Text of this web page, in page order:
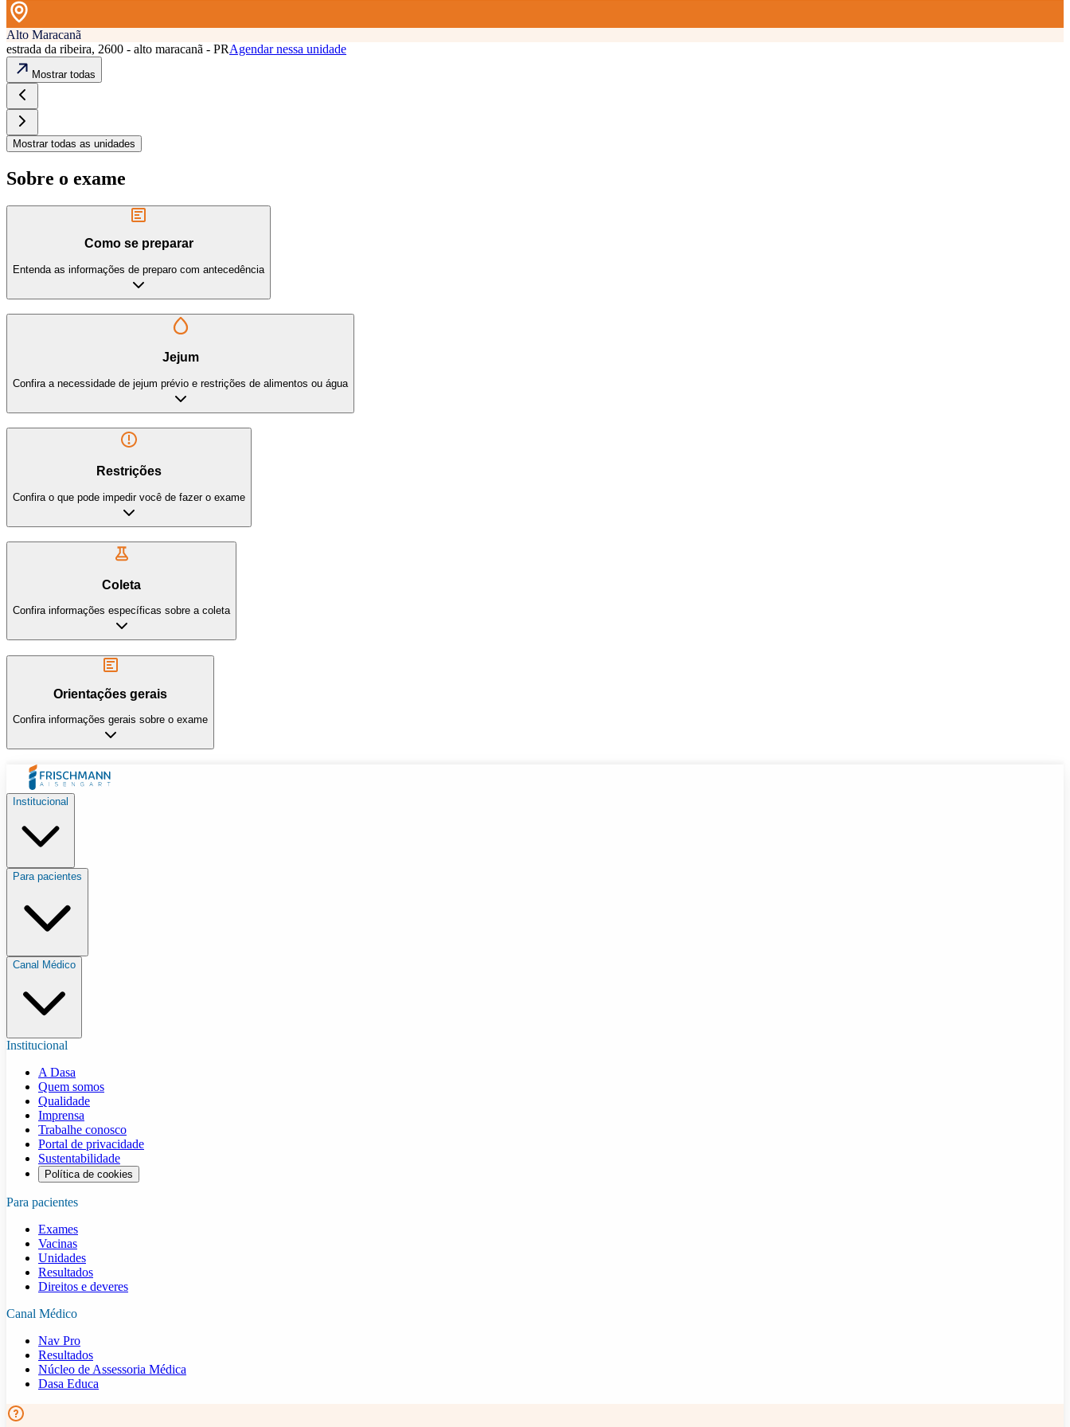
Alto Maracanã
estrada da ribeira, 2600 - alto maracanã - PRAgendar nessa unidade
Mostrar todas
Mostrar todas as unidades
Sobre o exame
Como se preparar
Entenda as informações de preparo com antecedência
Jejum
Confira a necessidade de jejum prévio e restrições de alimentos ou água
Restrições
Confira o que pode impedir você de fazer o exame
Coleta
Confira informações específicas sobre a coleta
Orientações gerais
Confira informações gerais sobre o exame
Institucional
Para pacientes
Canal Médico
Institucional
A Dasa
Quem somos
Qualidade
Imprensa
Trabalhe conosco
Portal de privacidade
Sustentabilidade
Política de cookies
Para pacientes
Exames
Vacinas
Unidades
Resultados
Direitos e deveres
Canal Médico
Nav Pro
Resultados
Núcleo de Assessoria Médica
Dasa Educa